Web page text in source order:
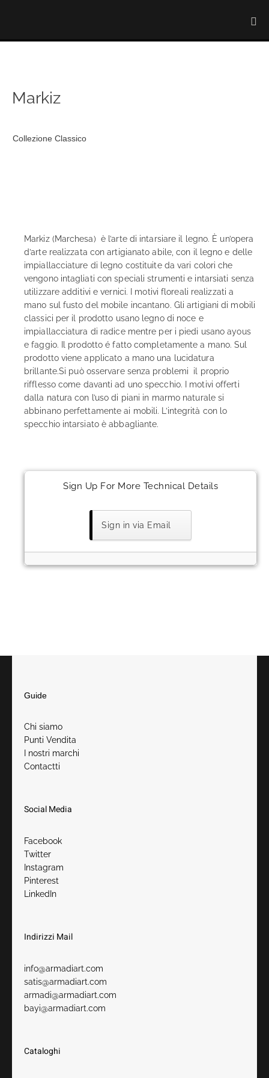
Markiz
Collezione Classico
Markiz (Marchesa) è l’arte di intarsiare il legno. È un’opera
d’arte realizzata con artigianato abile, con il legno e delle
impiallacciature di legno costituite da vari colori che
vengono intagliati con speciali strumenti e intarsiati senza
utilizzare additivi e vernici. I motivi floreali realizzati a
mano sul fusto del mobile incantano. Gli artigiani di mobili
classici per il prodotto usano legno di noce e
impiallacciatura di radice mentre per i piedi usano ayous
e faggio. Il prodotto é fatto completamente a mano. Sul
prodotto viene applicato a mano una lucidatura
brillante.Si può osservare senza problemi il proprio
rifflesso come davanti ad uno specchio. I motivi offerti
dalla natura con l’uso di piani in marmo naturale si
abbinano perfettamente ai mobili. L’integrità con lo
specchio intarsiato è abbagliante.
Sign Up For More Technical Details
Sign in via Email
Guide
Chi siamo
Punti Vendita
I nostri marchi
Contactti
Social Media
Facebook
Twitter
Instagram
Pinterest
LinkedIn
Indirizzi Mail
info@armadiart.com
satis@armadiart.com
armadi@armadiart.com
bayi@armadiart.com
Cataloghi